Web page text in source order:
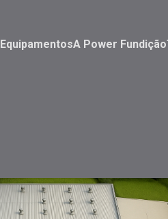
EquipamentosA Power Fundição